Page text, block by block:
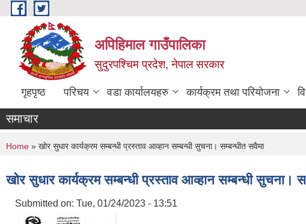
Skip to main content
अपिहिमाल गाउँपालिका
सुदुरपश्चिम प्रदेश, नेपाल सरकार
गृहपृष्ठ परिचय वडा कार्यालयहरु कार्यक्रम तथा परियोजना
समाचार
You are here
Home » खोर सुधार कार्यक्रम सम्बन्धी प्रस्ताव आव्हान सम्बन्धी सुचना। सम्बन्धीत सवैमा
खोर सुधार कार्यक्रम सम्बन्धी प्रस्ताव आव्हान सम्बन्धी सुचना।
Submitted on: Tue, 01/24/2023 - 13:51